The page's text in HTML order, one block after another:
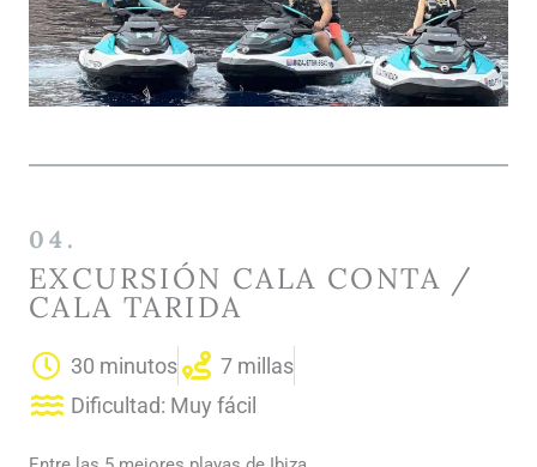
04.
EXCURSIÓN CALA CONTA /
CALA TARIDA
30 minutos
7 millas
Dificultad: Muy fácil